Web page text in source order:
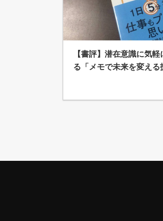
【書評】潜在意識に気
る「メモで未来を変える